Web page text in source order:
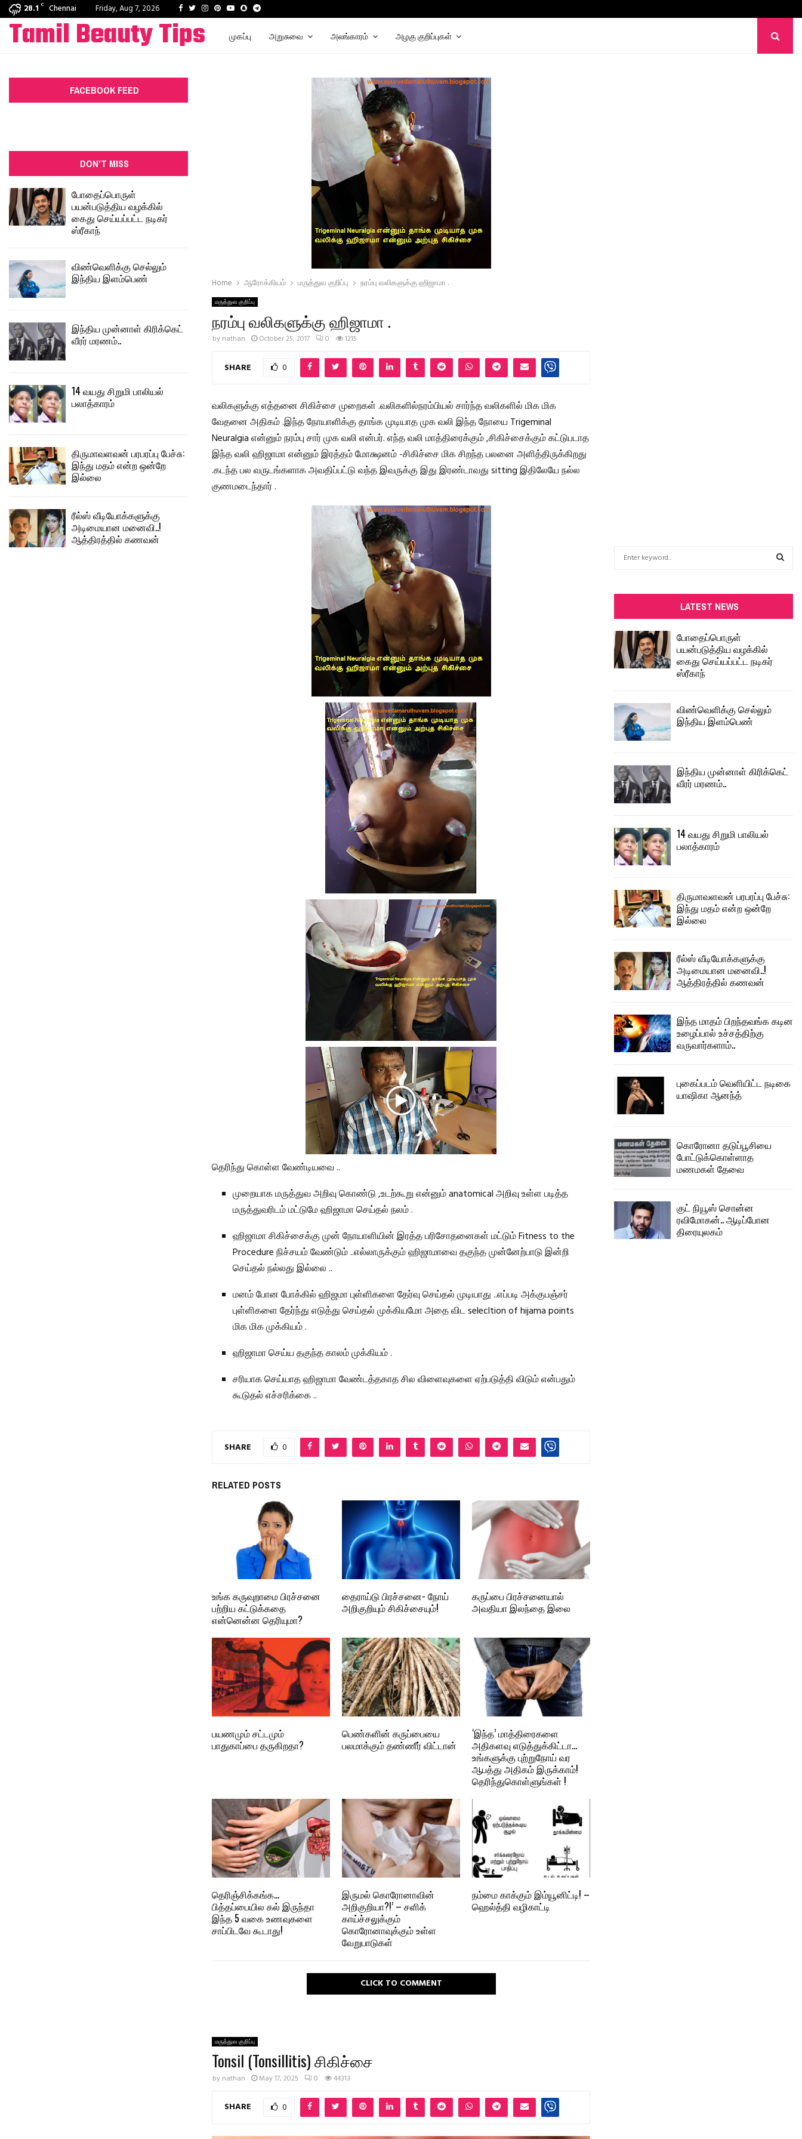
28.1 C Chennai Friday, Aug 7, 2026 Facebook
TwitterInstagram
PinterestYoutube
SnapchatTelegram
Tamil Beauty Tips முகப்பு அறுசுவை அலங்காரம் அழகு குறிப்புகள்
Home ஆரோக்கியம் மருத்துவ குறிப்பு நரம்பு வலிகளுக்கு ஹிஜாமா .
மருத்துவ குறிப்பு
நரம்பு வலிகளுக்கு ஹிஜாமா .
by nathan October 25, 2017 0 1215
SHARE 0
வலிகளுக்கு எத்தனை சிகிச்சை முறைகள் .வலிகளில்நரம்பியல் சார்ந்த வலிகளில் மிக மிக
வேதனை அதிகம் .இந்த நோயாளிக்கு தாங்க முடியாத முக வலி இந்த நோயை Trigeminal
Neuralgia என்னும் நரம்பு சார் முக வலி என்பர். எந்த வலி மாத்திரைக்கும் ,சிகிச்சைக்கும் கட்டுபடாத
இந்த வலி ஹிஜாமா என்னும் இரத்தம் மோக்ஷனம் -சிகிச்சை மிக சிறந்த பலனை அளித்திருக்கிறது
.கடந்த பல வருடங்களாக அவதிப்பட்டு வந்த இவருக்கு இது இரண்டாவது sitting இதிலேயே நல்ல
குணமடைந்தார் .
தெரிந்து கொள்ள வேண்டியவை ..
முறையாக மருத்துவ அறிவு கொண்டு ,உடற்கூறு என்னும் anatomical அறிவு உள்ள படித்த
மருத்துவரிடம் மட்டுமே ஹிஜாமா செய்தல் நலம் .
ஹிஜாமா சிகிச்சைக்கு முன் நோயாளியின் இரத்த பரிசோதனைகள் மட்டும் Fitness to the
Procedure நிச்சயம் வேண்டும் ..எல்லாருக்கும் ஹிஜாமாவை தகுந்த முன்னேற்பாடு இன்றி
செய்தல் நல்லது இல்லை ..
மனம் போன போக்கில் ஹிஜமா புள்ளிகளை தேர்வு செய்தல் முடியாது ..எப்படி அக்குபஞ்சர்
புள்ளிகளை தேர்ந்து எடுத்து செய்தல் முக்கியமோ அதை விட selecltion of hijama points
மிக மிக முக்கியம் .
ஹிஜாமா செய்ய தகுந்த காலம் முக்கியம் .
சரியாக செய்யாத ஹிஜாமா வேண்டத்தகாத சில விளைவுகளை ஏற்படுத்தி விடும் என்பதும்
கூடுதல் எச்சரிக்கை ..
SHARE 0
RELATED POSTS
உங்க கருவுறாமை பிரச்சனை
பற்றிய கட்டுக்கதை
என்னென்ன தெரியுமா?
தைராய்டு பிரச்சனை- நோய்
அறிகுறியும் சிகிச்சையும்!
கருப்பை பிரச்சனையால்
அவதியா இலந்தை இலை
பயணமும் சட்டமும்
பாதுகாப்பை தருகிறதா?
பெண்களின் கருப்பையை
பலமாக்கும் தண்ணீர் விட்டான்
‘இந்த’ மாத்திரைகளை
அதிகளவு எடுத்துக்கிட்டா…
உங்களுக்கு புற்றுநோய் வர
ஆபத்து அதிகம் இருக்காம்!
தெரிந்துகொள்ளுங்கள் !
தெரிஞ்சிக்கங்க…
பித்தப்பையில கல் இருந்தா
இந்த 5 வகை உணவுகளை
சாப்பிடவே கூடாது!
இருமல் கொரோனாவின்
அறிகுறியா?!’ – சளிக்
காய்ச்சலுக்கும்
கொரோனாவுக்கும் உள்ள
வேறுபாடுகள்
நம்மை காக்கும் இம்யூனிட்டி! –
ஹெல்த்தி வழிகாட்டி
CLICK TO COMMENT
மருத்துவ குறிப்பு
Tonsil (Tonsillitis) சிகிச்சை
by nathan May 17, 2025 0 44313
SHARE 0
FACEBOOK FEED
DON'T MISS
போதைப்பொருள்
பயன்படுத்திய வழக்கில்
கைது செய்யப்பட்ட நடிகர்
ஸ்ரீகாந்
விண்வெளிக்கு செல்லும்
இந்திய இளம்பெண்
இந்திய முன்னாள் கிரிக்கெட்
வீரர் மரணம்..
14 வயது சிறுமி பாலியல்
பலாத்காரம்
திருமாவளவன் பரபரப்பு பேச்சு:
இந்து மதம் என்ற ஒன்றே
இல்லை
ரீல்ஸ் வீடியோக்களுக்கு
அடிமையான மனைவி..!
ஆத்திரத்தில் கணவன்
f
o
r
:
LATEST NEWS
போதைப்பொருள்
பயன்படுத்திய வழக்கில்
கைது செய்யப்பட்ட நடிகர்
ஸ்ரீகாந்
விண்வெளிக்கு செல்லும்
இந்திய இளம்பெண்
இந்திய முன்னாள் கிரிக்கெட்
வீரர் மரணம்..
14 வயது சிறுமி பாலியல்
பலாத்காரம்
திருமாவளவன் பரபரப்பு பேச்சு:
இந்து மதம் என்ற ஒன்றே
இல்லை
ரீல்ஸ் வீடியோக்களுக்கு
அடிமையான மனைவி..!
ஆத்திரத்தில் கணவன்
இந்த மாதம் பிறந்தவங்க கடின
உழைப்பால் உச்சத்திற்கு
வருவார்களாம்..
புகைப்படம் வெளியிட்ட நடிகை
யாஷிகா ஆனந்த்
கொரோனா தடுப்பூசியை
போட்டுக்கொள்ளாத
மணமகள் தேவை
குட் நியூஸ் சொன்ன
ரவிமோகன்.. ஆடிப்போன
திரையுலகம்